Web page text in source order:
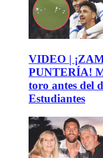
VIDEO |
PUNTERÍA!
toro antes del
Estudiantes